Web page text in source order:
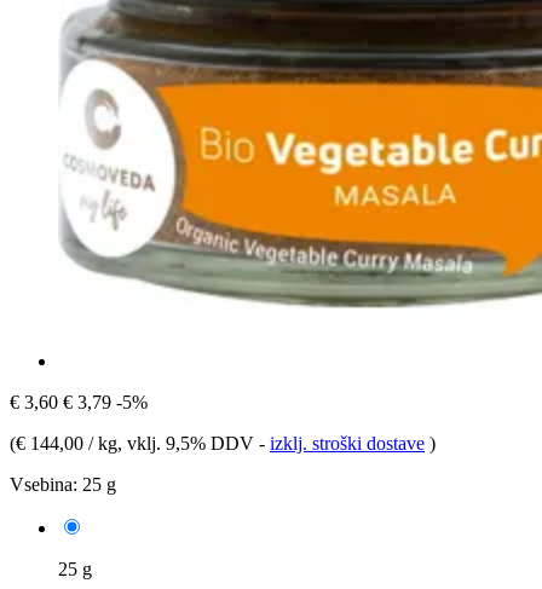
€ 3,60 € 3,79 -5%
(€ 144,00 / kg, vklj. 9,5% DDV - izklj. stroški dostave )
Vsebina: 25 g
25 g